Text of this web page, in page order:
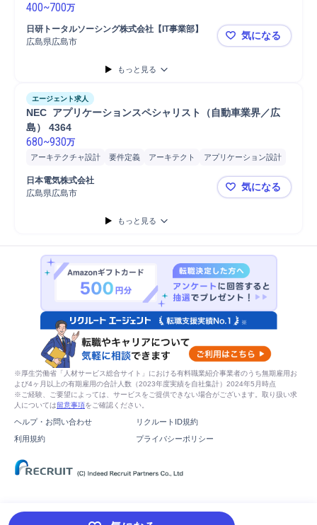
400~700万
日研トータルソーシング株式会社【IT事業部】
広島県広島市
＜IT＞経験
気になる
もっと見る
エージェント求人
NEC  アプリケーションスペシャリスト（自動車業界／広
島） 4364
680~930万
アーキテクチャ設計 要件定義 アーキテクト
アプリケーション設計
システム開発
日本電気株式会社
広島県広島市
NEC
気になる
もっと見る
※厚生労働省「人材サービス総合サイト」における有料職業紹介事業者のうち無期雇用お
よび4ヶ月以上の有期雇用の合計人数（2023年度実績を自社集計）2024年5月時点
※ご経験、ご要望によっては、サービスをご提供できない場合がございます。取り扱い求
人については留意事項をご確認ください。
ヘルプ・お問い合わせ
リクルートID規約
利用規約
プライバシーポリシー